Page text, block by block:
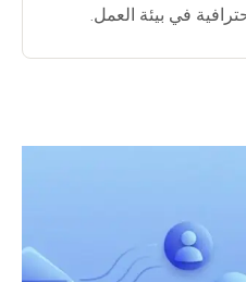
في بيئة العمل.